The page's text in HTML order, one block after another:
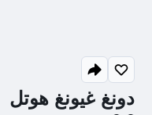
دونغ غيونغ هوتل